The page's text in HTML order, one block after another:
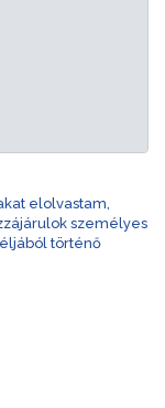
elolvastam,
személyes
történő